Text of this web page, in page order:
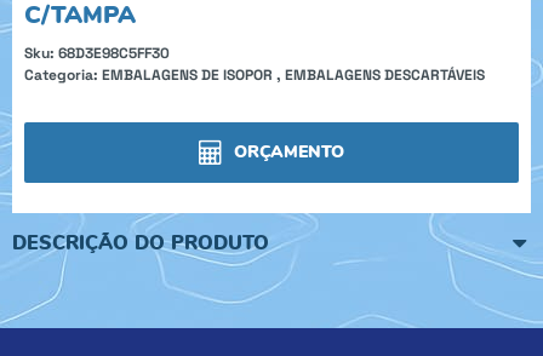
C/TAMPA
Sku: 68D3E98C5FF30
Categoria: EMBALAGENS DE ISOPOR , EMBALAGENS DESCARTÁVEIS
ORÇAMENTO
DESCRIÇÃO DO PRODUTO